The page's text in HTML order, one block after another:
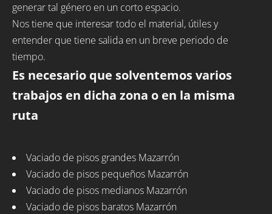
generar tal género en un corto espacio.
Nos tiene que interesar todo el material, útiles y
entender que tiene salida en un breve periodo de
tiempo.
Es necesario que solventemos varios
trabajos en dicha zona o en la misma
ruta
Vaciado de pisos grandes Mazarrón
Vaciado de pisos pequeños Mazarrón
Vaciado de pisos medianos Mazarrón
Vaciado de pisos baratos Mazarrón